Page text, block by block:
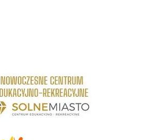
strony Centrum Edukacyjno Rekreacyjne